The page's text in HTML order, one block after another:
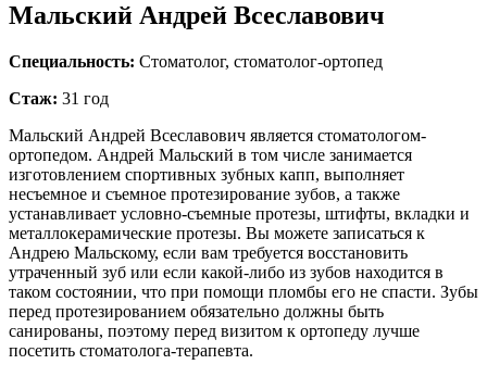
Мальский Андрей Всеславович
Специальность: Стоматолог, стоматолог-ортопед
Стаж: 31 год
Мальский Андрей Всеславович является стоматологом-
ортопедом. Андрей Мальский в том числе занимается
изготовлением спортивных зубных капп, выполняет
несъемное и съемное протезирование зубов, а также
устанавливает условно-съемные протезы, штифты, вкладки и
металлокерамические протезы. Вы можете записаться к
Андрею Мальскому, если вам требуется восстановить
утраченный зуб или если какой-либо из зубов находится в
таком состоянии, что при помощи пломбы его не спасти. Зубы
перед протезированием обязательно должны быть
санированы, поэтому перед визитом к ортопеду лучше
посетить стоматолога-терапевта.